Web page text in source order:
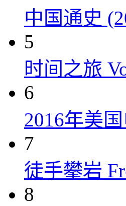
中国通史
5
时间之旅
6
2016年美
7
徒手攀岩
8